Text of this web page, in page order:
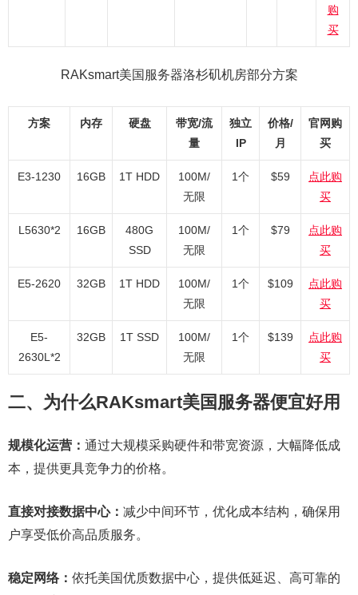
购
买
RAKsmart美国服务器洛杉矶机房部分方案
方案 内存 硬盘
带宽/流
量
独立
IP
价格/
月
官网购
买
E3-1230 16GB 1T HDD
100M/
无限
1个 $59
点此购
买
L5630*2 16GB
480G
SSD
100M/
无限
1个 $79
点此购
买
E5-2620 32GB 1T HDD
100M/
无限
1个 $109
点此购
买
E5-
2630L*2
32GB 1T SSD
100M/
无限
1个 $139
点此购
买
二、为什么RAKsmart美国服务器便宜好用
规模化运营： 通过大规模采购硬件和带宽资源，大幅降低成
本，提供更具竞争力的价格。
直接对接数据中心： 减少中间环节，优化成本结构，确保用
户享受低价高品质服务。
稳定网络： 依托美国优质数据中心，提供低延迟、高可靠的